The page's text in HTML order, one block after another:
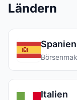
Ländern
Spanien
Italien